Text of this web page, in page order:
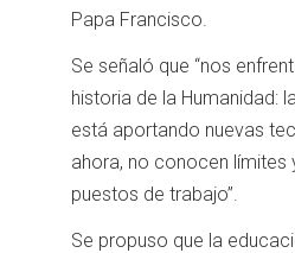
Papa Francisco.
Se señaló que “nos
historia de la Humanidad:
está aportando nuevas
ahora, no conocen límites
puestos de trabajo”.
Se propuso que la